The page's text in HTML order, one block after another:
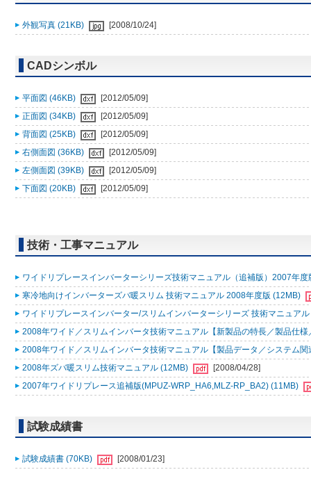
外観写真 (21KB) [2008/10/24]
CADシンボル
平面図 (46KB)
[2012/05/09]
正面図 (34KB)
[2012/05/09]
背面図 (25KB)
[2012/05/09]
右側面図 (36KB)
[2012/05/09]
左側面図 (39KB)
[2012/05/09]
下面図 (20KB)
[2012/05/09]
技術・工事マニュアル
ワイドリプレースインバーターシリーズ技術マニュアル（追補版）2007年
寒冷地向けインバーターズバ暖スリム 技術マニュアル 2008年度版 (12MB)
ワイドリプレースインバーター/スリムインバーターシリーズ 技術マニュア
2008年ワイド／スリムインバータ技術マニュアル【新製品の特長／製品仕
2008年ワイド／スリムインバータ技術マニュアル【製品データ／システム
2008年ズバ暖スリム技術マニュアル (12MB)
[2008/04/28]
2007年ワイドリプレース追補版(MPUZ-WRP_HA6,MLZ-RP_BA2) (11MB)
試験成績書
試験成績書 (70KB) [2008/01/23]